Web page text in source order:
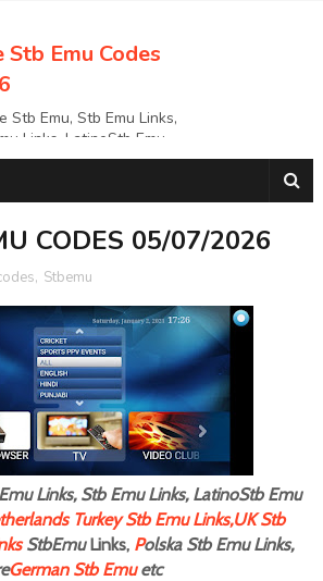
Stb Emu Codes
Stb Emu, Stb Emu Links,
Links, LatinoStb Emu
Links,, Italy Netherlands
Stb Emu Links StbEmu
CODES 05/07/2026
, Stbemu
Links, Stb Emu Links, LatinoStb Emu
Turkey Stb Emu Links,UK Stb
StbEmuLinks, Polska Stb Emu Links,
German Stb Emuetc